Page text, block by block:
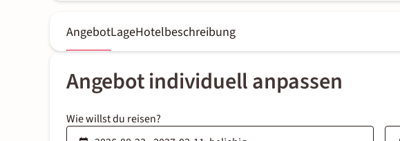
AngebotLageHotelbeschreibung
Angebot individuell anpassen
Wie willst du reisen?